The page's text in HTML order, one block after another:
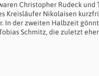
Christopher Rudeck
Kreisläufer Nikolaisen
In der zweiten Halbzeit
Schmitz, die zuletzt